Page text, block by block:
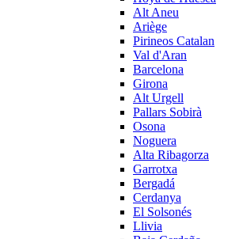
Alt Aneu
Ariège
Pirineos Catalan
Val d'Aran
Barcelona
Girona
Alt Urgell
Pallars Sobirà
Osona
Noguera
Alta Ribagorza
Garrotxa
Bergadá
Cerdanya
El Solsonés
Llivia